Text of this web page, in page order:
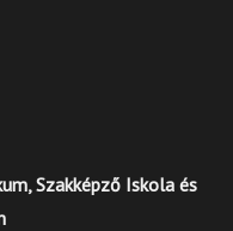
Szakképző Iskola és